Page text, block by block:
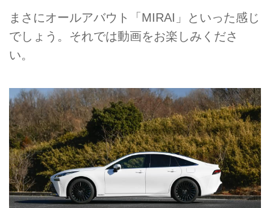
まさにオールアバウト「MIRAI」といった感じ
でしょう。それでは動画をお楽しみくださ
い。